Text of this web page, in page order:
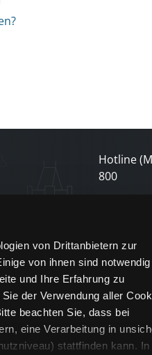
von Drittanbietern zur
von ihnen sind
und Ihre Erfahrung zu
der Verwendung aller
beachten Sie, dass bei
eine Verarbeitung in
stattfinden kann. In
Hotline
800
und
jetzt